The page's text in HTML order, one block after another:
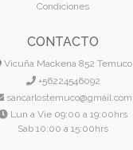
Condiciones
CONTACTO
Vicuña Mackena 852 Temuco
+56224546092
sancarlostemuco@gmail.com
Lun a Vie 09:00 a 19:00hrs
Sab 10:00 a 15:00hrs